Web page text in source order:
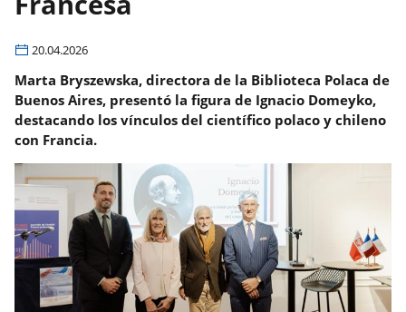
20.04.2026
Marta Bryszewska, directora de la Biblioteca Polaca de
Buenos Aires, presentó la figura de Ignacio Domeyko,
destacando los vínculos del científico polaco y chileno
con Francia.